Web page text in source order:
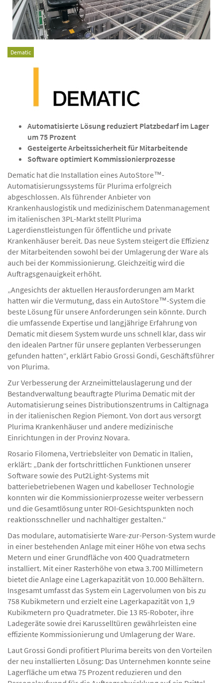
Dematic
Automatisierte Lösung reduziert Platzbedarf im Lager
um 75 Prozent
Gesteigerte Arbeitssicherheit für Mitarbeitende
Software optimiert Kommissionierprozesse
Dematic hat die Installation eines AutoStore™-
Automatisierungssystems für Plurima erfolgreich
abgeschlossen. Als führender Anbieter von
Krankenhauslogistik und medizinischem Datenmanagement
im italienischen 3PL-Markt stellt Plurima
Lagerdienstleistungen für öffentliche und private
Krankenhäuser bereit. Das neue System steigert die Effizienz
der Mitarbeitenden sowohl bei der Umlagerung der Ware als
auch bei der Kommissionierung. Gleichzeitig wird die
Auftragsgenauigkeit erhöht.
„Angesichts der aktuellen Herausforderungen am Markt
hatten wir die Vermutung, dass ein AutoStore™-System die
beste Lösung für unsere Anforderungen sein könnte. Durch
die umfassende Expertise und langjährige Erfahrung von
Dematic mit diesem System wurde uns schnell klar, dass wir
den idealen Partner für unsere geplanten Verbesserungen
gefunden hatten“, erklärt Fabio Grossi Gondi, Geschäftsführer
von Plurima.
Zur Verbesserung der Arzneimittelauslagerung und der
Bestandverwaltung beauftragte Plurima Dematic mit der
Automatisierung seines Distributionszentrums in Caltignaga
in der italienischen Region Piemont. Von dort aus versorgt
Plurima Krankenhäuser und andere medizinische
Einrichtungen in der Provinz Novara.
Rosario Filomena, Vertriebsleiter von Dematic in Italien,
erklärt: „Dank der fortschrittlichen Funktionen unserer
Software sowie des Put2Light-Systems mit
batteriebetriebenen Wagen und kabelloser Technologie
konnten wir die Kommissionierprozesse weiter verbessern
und die Gesamtlösung unter ROI-Gesichtspunkten noch
reaktionsschneller und nachhaltiger gestalten.“
Das modulare, automatisierte Ware-zur-Person-System wurde
in einer bestehenden Anlage mit einer Höhe von etwa sechs
Metern und einer Grundfläche von 400 Quadratmetern
installiert. Mit einer Rasterhöhe von etwa 3.700 Millimetern
bietet die Anlage eine Lagerkapazität von 10.000 Behältern.
Insgesamt umfasst das System ein Lagervolumen von bis zu
758 Kubikmetern und erzielt eine Lagerkapazität von 1,9
Kubikmetern pro Quadratmeter. Die 13 R5-Roboter, ihre
Ladegeräte sowie drei Karusselltüren gewährleisten eine
effiziente Kommissionierung und Umlagerung der Ware.
Laut Grossi Gondi profitiert Plurima bereits von den Vorteilen
der neu installierten Lösung: Das Unternehmen konnte seine
Lagerfläche um etwa 75 Prozent reduzieren und den